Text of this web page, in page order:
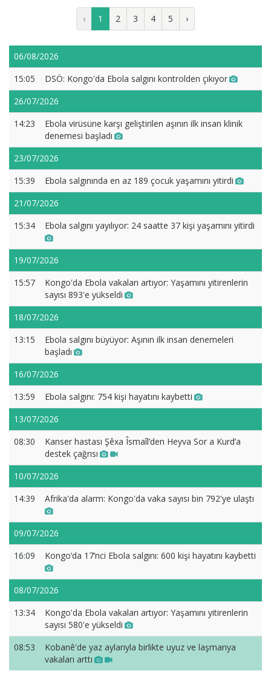
‹ 1 2 3 4 5 ›
06/08/2026
15:05
DSÖ: Kongo'da Ebola salgını kontrolden çıkıyor
26/07/2026
14:23
Ebola virüsüne karşı geliştirilen aşının ilk insan klinik
denemesi başladı
23/07/2026
15:39
Ebola salgınında en az 189 çocuk yaşamını yitirdi
21/07/2026
15:34
Ebola salgını yayılıyor: 24 saatte 37 kişi yaşamını yitirdi
19/07/2026
15:57
Kongo'da Ebola vakaları artıyor: Yaşamını yitirenlerin
sayısı 893'e yükseldi
18/07/2026
13:15
Ebola salgını büyüyor: Aşının ilk insan denemeleri
başladı
16/07/2026
13:59
Ebola salgını: 754 kişi hayatını kaybetti
13/07/2026
08:30
Kanser hastası Şêxa Îsmaîl’den Heyva Sor a Kurd’a
destek çağrısı
10/07/2026
14:39
Afrika'da alarm: Kongo'da vaka sayısı bin 792'ye ulaştı
09/07/2026
16:09
Kongo’da 17’nci Ebola salgını: 600 kişi hayatını kaybetti
08/07/2026
13:34
Kongo'da Ebola vakaları artıyor: Yaşamını yitirenlerin
sayısı 580'e yükseldi
08:53
Kobanê'de yaz aylarıyla birlikte uyuz ve laşmanya
vakaları arttı